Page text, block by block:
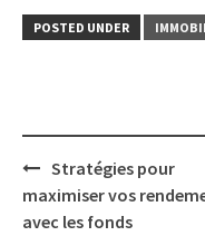
POSTED UNDER
Post
navigation
Stratégies pour
maximiser vos
avec les fonds